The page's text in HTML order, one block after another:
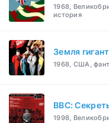
1968,
история
Земля
1968, США,
BBC:
1998,